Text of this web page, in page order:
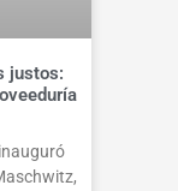
justos: